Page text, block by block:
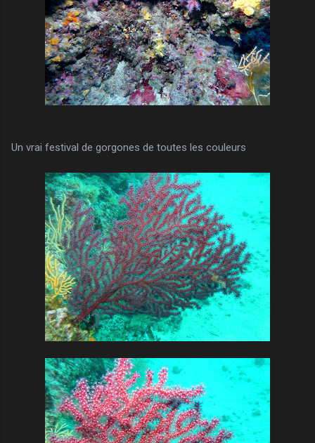
Un vrai festival de gorgones de toutes les couleurs